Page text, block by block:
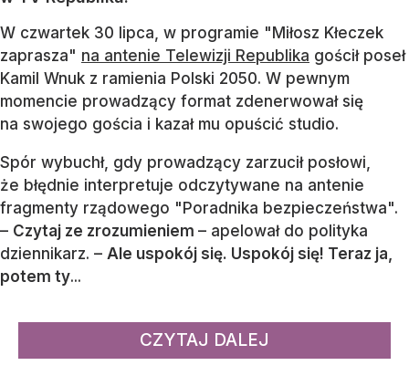
W czwartek 30 lipca, w programie "Miłosz Kłeczek
zaprasza" na antenie Telewizji Republika gościł poseł
Kamil Wnuk z ramienia Polski 2050. W pewnym
momencie prowadzący format zdenerwował się
na swojego gościa i kazał mu opuścić studio.
Spór wybuchł, gdy prowadzący zarzucił posłowi,
że błędnie interpretuje odczytywane na antenie
fragmenty rządowego "Poradnika bezpieczeństwa".
– Czytaj ze zrozumieniem – apelował do polityka
dziennikarz. – Ale uspokój się. Uspokój się! Teraz ja,
potem ty...
CZYTAJ DALEJ